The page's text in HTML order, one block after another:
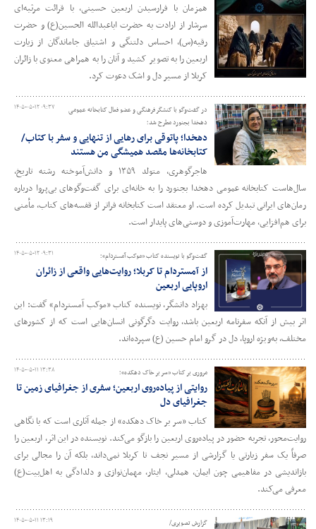
همزمان با فرارسیدن اربعین حسینی، با قرائت مرثیه‌ای
سرشار از ارادت به حضرت اباعبدالله الحسین(ع) و حضرت
رقیه(س)، احساس دلتنگی و اشتیاق جاماندگان از زیارت
اربعین را به تصویر کشید و آنان را به همراهی معنوی با زائران
کربلا از مسیر دل و اشک دعوت کرد.
۱۴۰۵-۰۵-۱۲ ۰۹:۳۷
در گفت‌وگو با کنشگر فرهنگی و عضو فعال کتابخانه عمومی
دهخدا بجنورد مطرح شد؛
دهخدا؛ پاتوقی برای رهایی از تنهایی و سفر با کتاب/
کتابخانه‌ها مقصد همیشگی من هستند
هاجرگوهری، متولد ۱۳۵۹ و دانش‌آموخته رشته تاریخ،
سال‌هاست کتابخانه عمومی دهخدا بجنورد را به خانه‌ای برای گفت‌وگوهای بی‌پروا درباره
رمان‌های ایرانی تبدیل کرده است. او معتقد است کتابخانه فراتر از قفسه‌های کتاب، مأمنی
برای هم‌افزایی، مهارت‌آموزی و دوستی‌های پایدار است.
۱۴۰۵-۰۵-۱۲ ۰۹:۳۱ گفت‌وگو با نویسنده کتاب «موکب آمستردام»؛
از آمستردام تا کربلا؛ روایت‌هایی واقعی از زائران
اروپایی اربعین
بهزاد دانشگر، نویسنده کتاب «موکب آمستردام» گفت: این
اثر بیش از آنکه سفرنامه اربعین باشد، روایت دگرگونی انسان‌هایی است که از کشورهای
مختلف، به‌ویژه اروپا، دل در گرو امام حسین (ع) سپرده‌اند.
۱۴۰۵-۰۵-۱۱ ۱۳:۳۸ مروری بر کتاب «سر بر خاک دهکده»؛
روایتی از پیاده‌روی اربعین؛ سفری از جغرافیای زمین تا
جغرافیای دل
کتاب «سر بر خاک دهکده» از جمله آثاری است که با نگاهی
روایت‌محور، تجربه حضور در پیاده‌روی اربعین را بازگو می‌کند. نویسنده در این اثر، اربعین را
صرفاً یک سفر زیارتی یا گزارشی از مسیر نجف تا کربلا نمی‌داند، بلکه آن را مجالی برای
بازاندیشی در مفاهیمی چون ایمان، همدلی، ایثار، مهمان‌نوازی و دلدادگی به اهل‌بیت(ع)
معرفی می‌کند.
۱۴۰۵-۰۵-۱۱ ۱۳:۱۹ گزارش تصویری/